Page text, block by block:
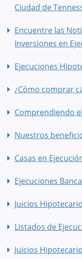
Ciudad de
Encuentre las
Inversiones en
Ejecuciones
¿Cómo comprar
Comprendiendo
Nuestros
Casas en
Ejecuciones
Juicios
Listados de
Juicios